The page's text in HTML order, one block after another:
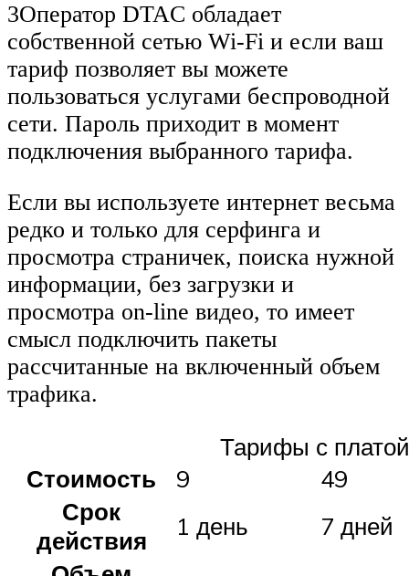
3Оператор DTAC обладает
собственной сетью Wi-Fi и если ваш
тариф позволяет вы можете
пользоваться услугами беспроводной
сети. Пароль приходит в момент
подключения выбранного тарифа.
Если вы используете интернет весьма
редко и только для серфинга и
просмотра страничек, поиска нужной
информации, без загрузки и
просмотра on-line видео, то имеет
смысл подключить пакеты
рассчитанные на включенный объем
трафика.
Тарифы с
Стоимость
9
49
Срок
действия
1 день
7 дней